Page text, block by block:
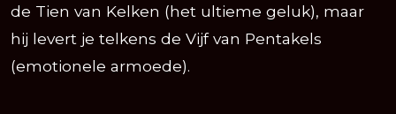
de Tien van Kelken (het ultieme geluk), maar
hij levert je telkens de Vijf van Pentakels
(emotionele armoede).